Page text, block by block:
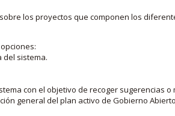
los proyectos que componen los
del sistema.
con el objetivo de recoger sugerencias o
general del plan activo de Gobierno